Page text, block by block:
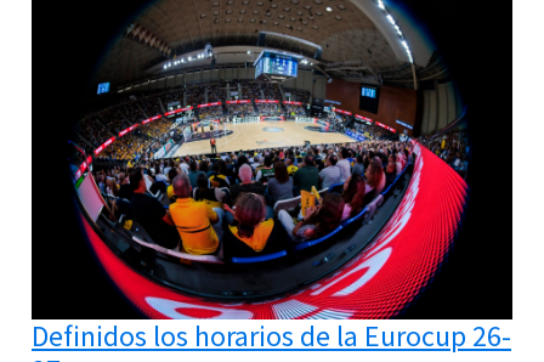
Definidos los horarios de la Eurocup 26-